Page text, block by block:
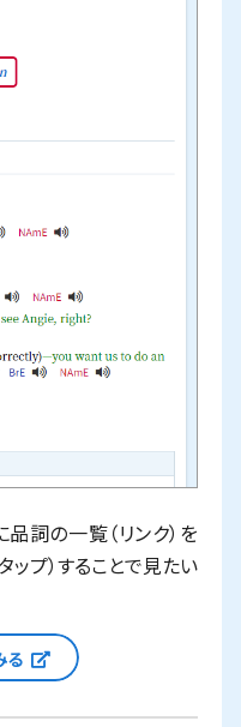
詞の一覧（リンク）を
ップ）することで見たい
る 新しいウィンドウで